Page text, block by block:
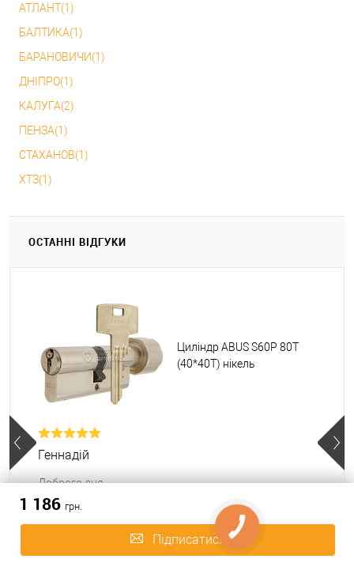
1 186 грн.
Підписатися
АТЛАНТ(1)
БАЛТИКА(1)
БАРАНОВИЧИ(1)
ДНІПРО(1)
КАЛУГА(2)
ПЕНЗА(1)
СТАХАНОВ(1)
ХТЗ(1)
ОСТАННІ ВІДГУКИ
Циліндр ABUS S60P 80T
(40*40T) нікель
Геннадій
Доброго дня.
Якій Колір воротка йде у комплекті?